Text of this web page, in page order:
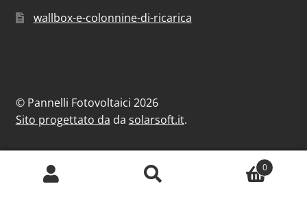
wallbox-e-colonnine-di-ricarica
© Pannelli Fotovoltaici 2026
Sito progettato da da solarsoft.it.
0